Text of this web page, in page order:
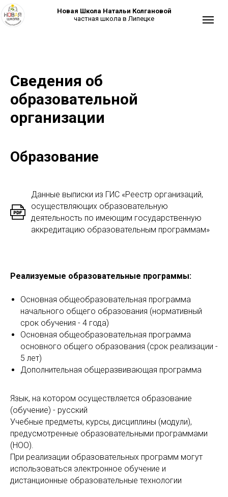
Новая Школа Натальи Колгановой
частная школа в Липецке
Сведения об
образовательной
организации
Образование
Данные выписки из ГИС «Реестр организаций,
осуществляющих образовательную
деятельность по имеющим государственную
аккредитацию образовательным программам»
Реализуемые образовательные программы:
Основная общеобразовательная программа
начального общего образования (нормативный
срок обучения - 4 года)
Основная общеобразовательная программа
основного общего образования (срок реализации -
5 лет)
Дополнительная общеразвивающая программа
Язык, на котором осуществляется образование
(обучение) - русский
Учебные предметы, курсы, дисциплины (модули),
предусмотренные образовательными программами
(НОО).
При реализации образовательных программ могут
использоваться электронное обучение и
дистанционные образовательные технологии